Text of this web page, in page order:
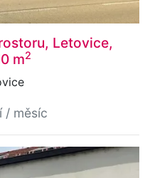
Letovice,
m2
/ měsíc